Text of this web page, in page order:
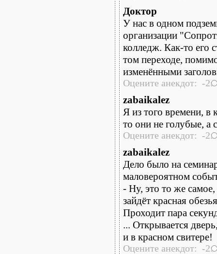
Доктор
У нас в одном
организации
колледж. Как-то его
том переходе,
изменёнными
Оцените анекдот: -2:
zabaikalez
Я из того времени, в
то они не голубые, а
Оцените анекдот: -2:
zabaikalez
Дело было на
маловероятном
- Ну, это то же
зайдёт красная
Проходит пара
... Открывается
и в красном свитере!
Оцените анекдот: -2: